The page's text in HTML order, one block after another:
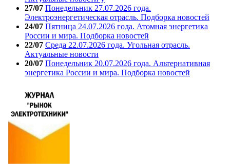
27/07 Понедельник 27.07.2026 года.
Электроэнергетическая отрасль. Подборка новостей
24/07 Пятница 24.07.2026 года. Атомная энергетика
России и мира. Подборка новостей
22/07 Среда 22.07.2026 года. Угольная отрасль.
Актуальные новости
20/07 Понедельник 20.07.2026 года. Альтернативная
энергетика России и мира. Подборка новостей